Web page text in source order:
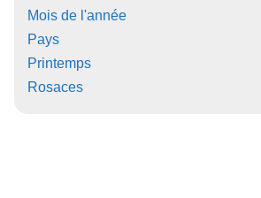
Mois de l'année
Pays
Printemps
Rosaces